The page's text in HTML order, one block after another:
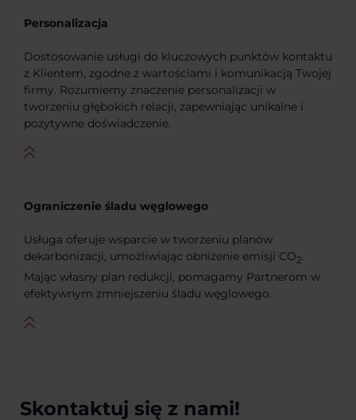
Personalizacja
Dostosowanie usługi do kluczowych punktów kontaktu
z Klientem, zgodne z wartościami i komunikacją Twojej
firmy. Rozumiemy znaczenie personalizacji w
tworzeniu głębokich relacji, zapewniając unikalne i
pozytywne doświadczenie.
Ograniczenie śladu węglowego
Usługa oferuje wsparcie w tworzeniu planów
dekarbonizacji, umożliwiając obniżenie emisji CO2.
Mając własny plan redukcji, pomagamy Partnerom w
efektywnym zmniejszeniu śladu węglowego.
Skontaktuj się z nami!